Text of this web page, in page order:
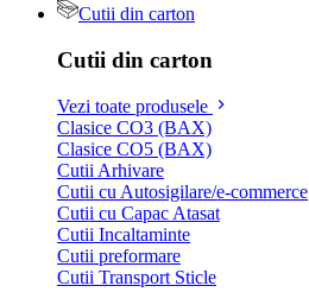
Cutii din carton
Cutii din carton
Vezi toate produsele
Clasice CO3 (BAX)
Clasice CO5 (BAX)
Cutii Arhivare
Cutii cu Autosigilare/e-commerce
Cutii cu Capac Atasat
Cutii Incaltaminte
Cutii preformare
Cutii Transport Sticle